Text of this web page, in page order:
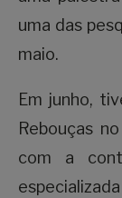
uma das
maio.
Em junho,
Rebouças
com a